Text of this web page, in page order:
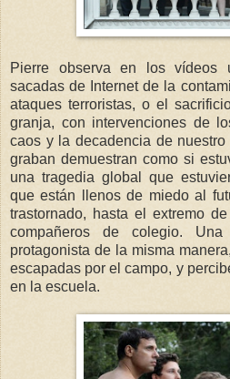
Pierre observa en los vídeos
sacadas de Internet de la
ataques terroristas, o el
granja, con intervenciones de
caos y la decadencia de
graban demuestran como si
una tragedia global que
que están llenos de miedo al
trastornado, hasta el extremo
compañeros de colegio.
protagonista de la misma
escapadas por el campo, y
en la escuela.